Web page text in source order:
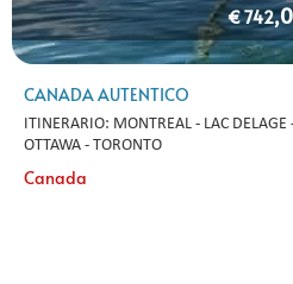
€ 742
CANADA AUTENTICO
ITINERARIO: MONTREAL - LAC DELAGE
OTTAWA - TORONTO
Canada